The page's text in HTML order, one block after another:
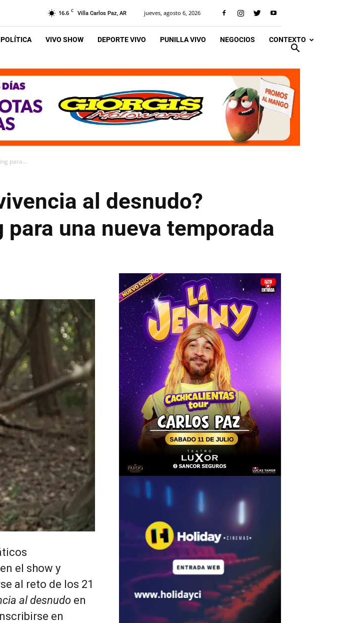
16.6 C Villa Carlos Paz, AR jueves, agosto 6, 2026
POLÍTICA VIVO SHOW DEPORTE VIVO PUNILLA VIVO NEGOCIOS CONTEXTO
para...
al desnudo?
una nueva temporada
el show y
al reto de los 21
al desnudo en
en